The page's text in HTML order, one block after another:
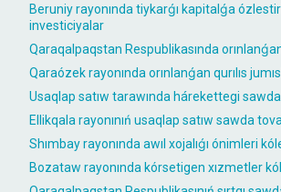
Beruniy rayonında tiykarǵı kapitalǵa
investiciyalar
Qaraqalpaqstan Respublikasında orınlanǵan
Qaraózek rayonında orınlanǵan qurılıs
Usaqlap satıw tarawında hárekettegi sawda
Ellikqala rayonınıń usaqlap satıw sawda
Shımbay rayonında awıl xojalıǵı ónimleri
Bozataw rayonında kórsetigen xızmetler